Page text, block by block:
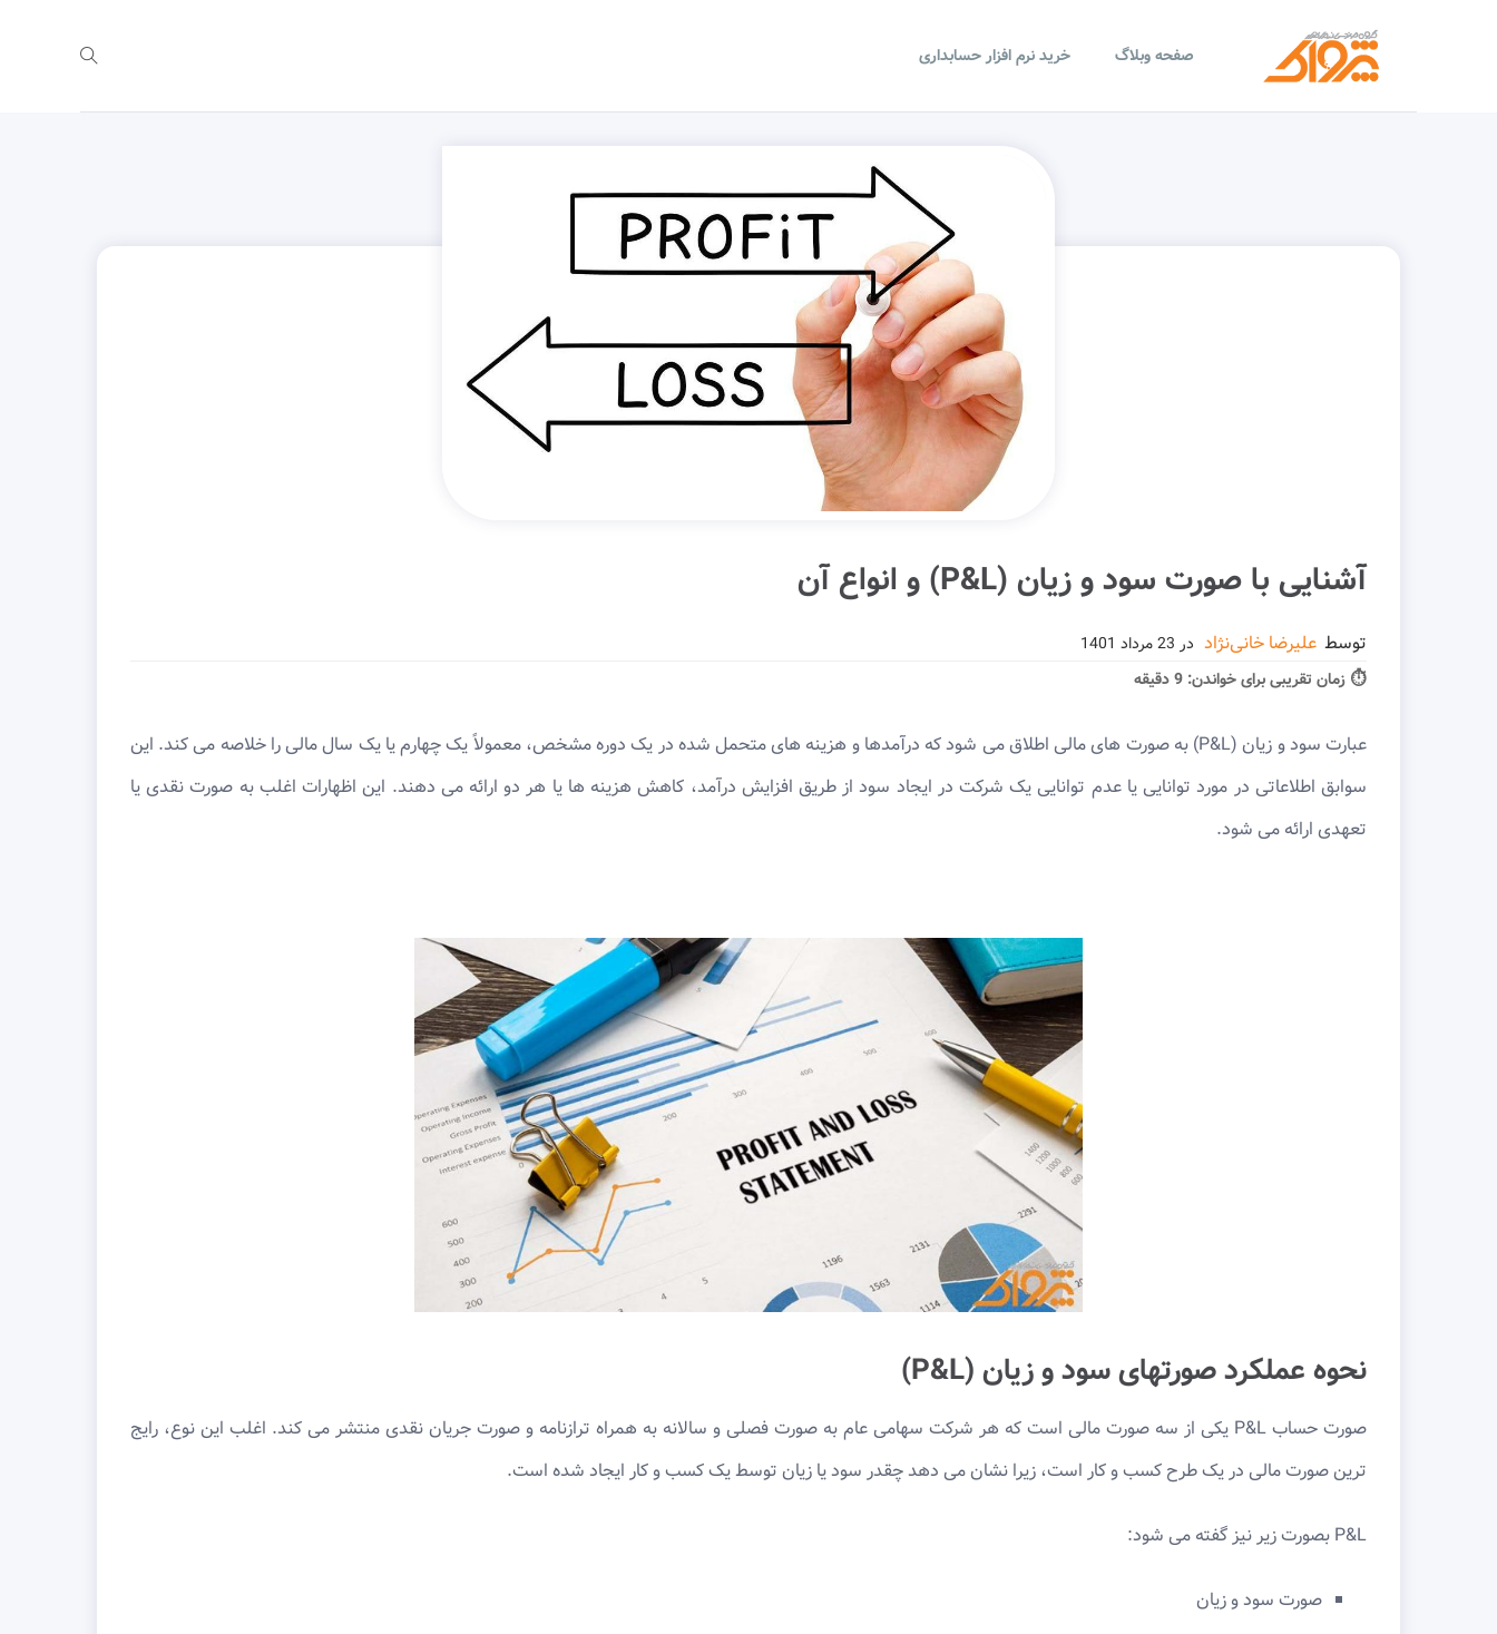
صفحه وبلاگ خرید نرم افزار حسابداری
آشنایی با صورت سود و زیان (P&L) و انواع آن
توسط علیرضا خانی‌نژاد در
⏱ زمان تقریبی برای خواندن: 9 دقیقه
عبارت سود و زیان (P&L) به صورت ‌های مالی اطلاق می ‌شود که درآمدها و هزینه ‌های متحمل شده در یک دوره مشخص، معمولاً یک چهارم یا یک سال مالی را خلاصه می ‌کند. این
سوابق اطلاعاتی در مورد توانایی یا عدم توانایی یک شرکت در ایجاد سود از طریق افزایش درآمد، کاهش هزینه ها یا هر دو ارائه می دهند. این اظهارات اغلب به صورت نقدی یا
تعهدی ارائه می شود.
نحوه عملکرد صورتهای سود و زیان (P&L)
صورت حساب P&L یکی از سه صورت مالی است که هر شرکت سهامی عام به صورت فصلی و سالانه به همراه ترازنامه و صورت جریان نقدی منتشر می کند. اغلب این نوع، رایج
ترین صورت مالی در یک طرح کسب ‌و کار است، زیرا نشان می ‌دهد چقدر سود یا زیان توسط یک کسب ‌و کار ایجاد شده است.
P&L بصورت زیر نیز گفته می شود:
صورت سود و زیان